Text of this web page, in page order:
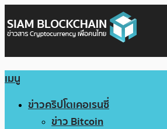
เมนู
ข่าวคริปโตเคอเรนซี่
ข่าว Bitcoin